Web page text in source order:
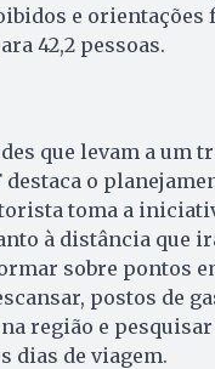
e orientações
42,2 pessoas.
que levam a um
destaca o
toma a
à distância que
sobre pontos
postos de
região e
dias de viagem.